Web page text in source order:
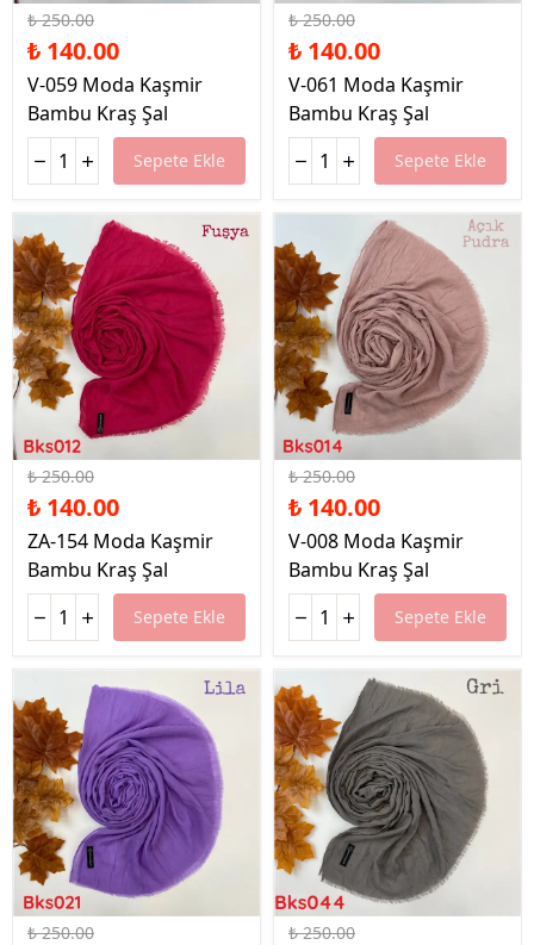
₺ 250.00
₺ 140.00
V-059 Moda Kaşmir
Bambu Kraş Şal
Sepete Ekle
₺ 250.00
₺ 140.00
V-061 Moda Kaşmir
Bambu Kraş Şal
Sepete Ekle
%44 İndirim
₺ 250.00
₺ 140.00
ZA-154 Moda Kaşmir
Bambu Kraş Şal
Sepete Ekle
%44 İndirim
₺ 250.00
₺ 140.00
V-008 Moda Kaşmir
Bambu Kraş Şal
Sepete Ekle
%44 İndirim
₺ 250.00
%44 İndirim
₺ 250.00